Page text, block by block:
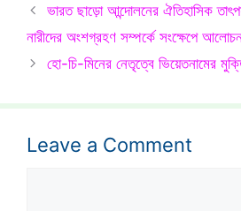
ভারত ছাড়ো আন্দোলনের ঐতিহাসিক
নারীদের অংশগ্রহণ সম্পর্কে সংক্ষেপে
হো-চি-মিনের নেতৃত্বে ভিয়েতনামের
Leave a Comment